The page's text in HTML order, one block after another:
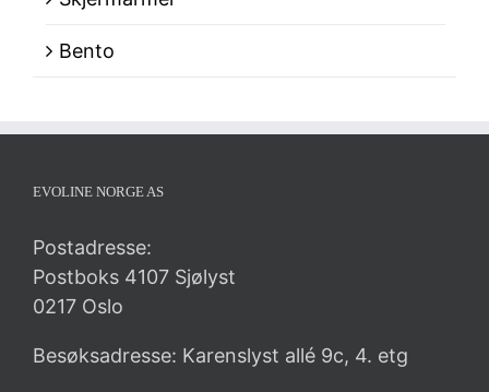
Bento
EVOLINE NORGE AS
Postadresse:
Postboks 4107 Sjølyst
0217 Oslo
Besøksadresse: Karenslyst allé 9c, 4. etg